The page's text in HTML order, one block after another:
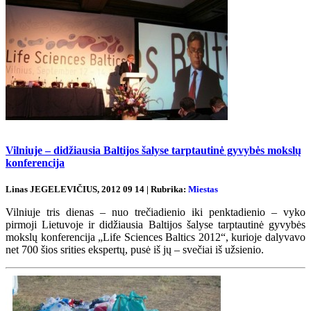
Vilniuje – didžiausia Baltijos šalyse tarptautinė gyvybės mokslų
konferencija
Linas JEGELEVIČIUS, 2012 09 14 | Rubrika: Miestas
Vilniuje tris dienas – nuo trečiadienio iki penktadienio – vyko
pirmoji Lietuvoje ir didžiausia Baltijos šalyse tarptautinė gyvybės
mokslų konferencija „Life Sciences Baltics 2012“, kurioje dalyvavo
net 700 šios srities ekspertų, pusė iš jų – svečiai iš užsienio.